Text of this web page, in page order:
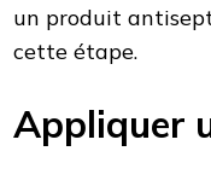
un produit
cette étape.
Appliquer